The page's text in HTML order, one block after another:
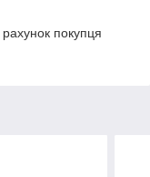
покупця